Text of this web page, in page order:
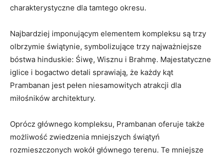
charakterystyczne dla tamtego okresu.
Najbardziej imponującym elementem kompleksu są trzy
olbrzymie świątynie, symbolizujące trzy najważniejsze
bóstwa hinduskie: Śiwę, Wisznu i Brahmę. Majestatyczne
iglice i bogactwo detali sprawiają, że każdy kąt
Prambanan jest pełen niesamowitych atrakcji dla
miłośników architektury.
Oprócz głównego kompleksu, Prambanan oferuje także
możliwość zwiedzenia mniejszych świątyń
rozmieszczonych wokół głównego terenu. Te mniejsze